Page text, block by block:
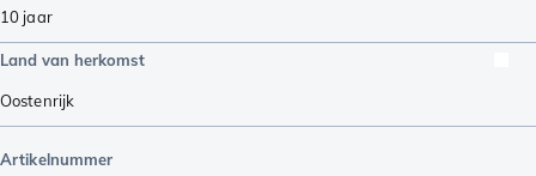
10 jaar
Land van herkomst
Oostenrijk
Artikelnummer